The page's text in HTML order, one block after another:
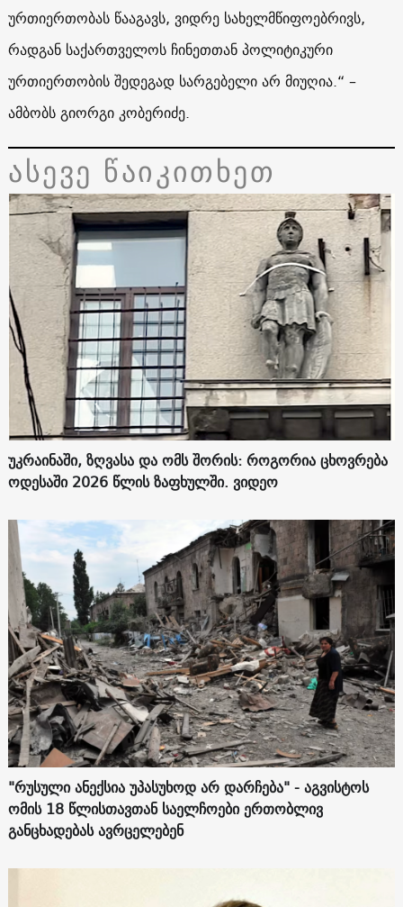
ურთიერთობას წააგავს, ვიდრე სახელმწიფოებრივს,
რადგან საქართველოს ჩინეთთან პოლიტიკური
ურთიერთობის შედეგად სარგებელი არ მიუღია.“ –
ამბობს გიორგი კობერიძე.
ასევე წაიკითხეთ
უკრაინაში, ზღვასა და ომს შორის: როგორია ცხოვრება
ოდესაში 2026 წლის ზაფხულში. ვიდეო
"რუსული ანექსია უპასუხოდ არ დარჩება" - აგვისტოს
ომის 18 წლისთავთან საელჩოები ერთობლივ
განცხადებას ავრცელებენ